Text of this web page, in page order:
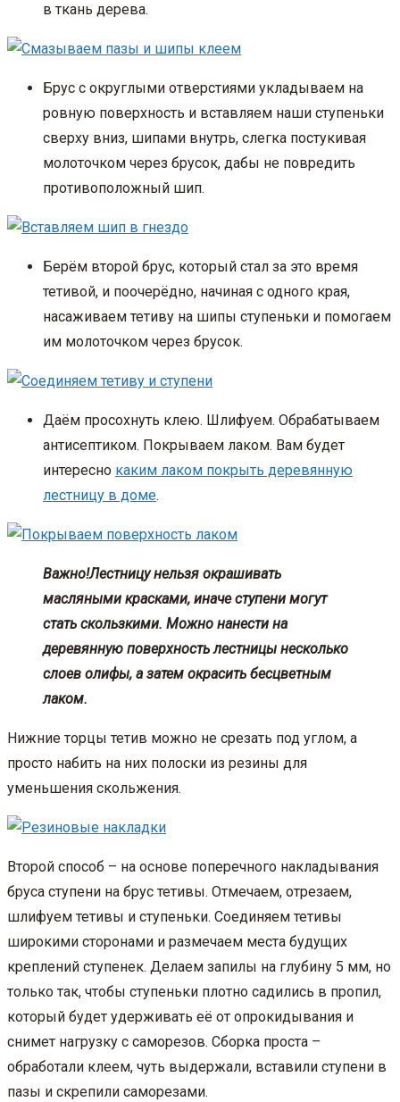
в ткань дерева.
Брус с округлыми отверстиями укладываем на
ровную поверхность и вставляем наши ступеньки
сверху вниз, шипами внутрь, слегка постукивая
молоточком через брусок, дабы не повредить
противоположный шип.
Берём второй брус, который стал за это время
тетивой, и поочерёдно, начиная с одного края,
насаживаем тетиву на шипы ступеньки и помогаем
им молоточком через брусок.
Даём просохнуть клею. Шлифуем. Обрабатываем
антисептиком. Покрываем лаком. Вам будет
интересно каким лаком покрыть деревянную
лестницу в доме.
Важно!Лестницу нельзя окрашивать
масляными красками, иначе ступени могут
стать скользкими. Можно нанести на
деревянную поверхность лестницы несколько
слоев олифы, а затем окрасить бесцветным
лаком.
Нижние торцы тетив можно не срезать под углом, а
просто набить на них полоски из резины для
уменьшения скольжения.
Второй способ – на основе поперечного накладывания
бруса ступени на брус тетивы. Отмечаем, отрезаем,
шлифуем тетивы и ступеньки. Соединяем тетивы
широкими сторонами и размечаем места будущих
креплений ступенек. Делаем запилы на глубину 5 мм, но
только так, чтобы ступеньки плотно садились в пропил,
который будет удерживать её от опрокидывания и
снимет нагрузку с саморезов. Сборка проста –
обработали клеем, чуть выдержали, вставили ступени в
пазы и скрепили саморезами.